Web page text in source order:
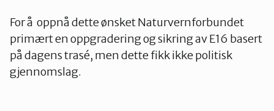
For å oppnå dette ønsket Naturvernforbundet
primært en oppgradering og sikring av E16 basert
på dagens trasé, men dette fikk ikke politisk
gjennomslag.